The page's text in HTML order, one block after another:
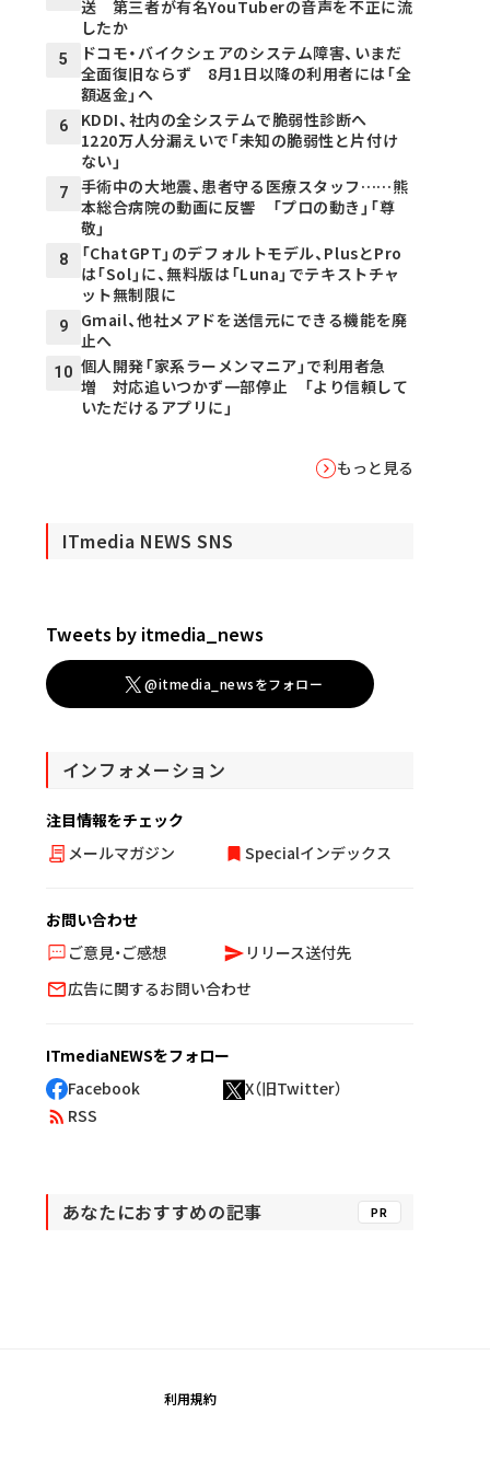
送 第三者が有名YouTuberの音声を不正に流
したか
5
ドコモ・バイクシェアのシステム障害、いまだ
全面復旧ならず 8月1日以降の利用者には「全
額返金」へ
6
KDDI、社内の全システムで脆弱性診断へ
1220万人分漏えいで「未知の脆弱性と片付け
ない」
7
手術中の大地震、患者守る医療スタッフ……熊
本総合病院の動画に反響 「プロの動き」「尊
敬」
8
「ChatGPT」のデフォルトモデル、PlusとPro
は「Sol」に、無料版は「Luna」でテキストチャ
ット無制限に
9
Gmail、他社メアドを送信元にできる機能を廃
止へ
10 個人開発「家系ラーメンマニア」で利用者急
増 対応追いつかず一部停止 「より信頼して
いただけるアプリに」
もっと見る
ITmedia NEWS SNS
Tweets by itmedia_news
@itmedia_newsをフォロー
インフォメーション
注目情報をチェック
メールマガジン
Specialインデックス
お問い合わせ
ご意見・ご感想
リリース送付先
広告に関するお問い合わせ
ITmediaNEWSをフォロー
Facebook
X（旧Twitter）
RSS
あなたにおすすめの記事 PR
利用規約